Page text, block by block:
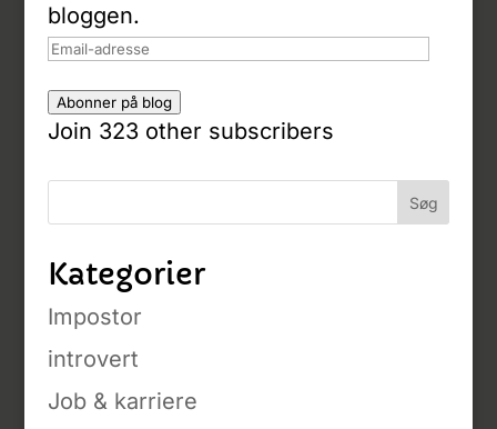
bloggen.
Email-
Abonner på blog
Join 323 other subscribers
Kategorier
Impostor
introvert
Job & karriere